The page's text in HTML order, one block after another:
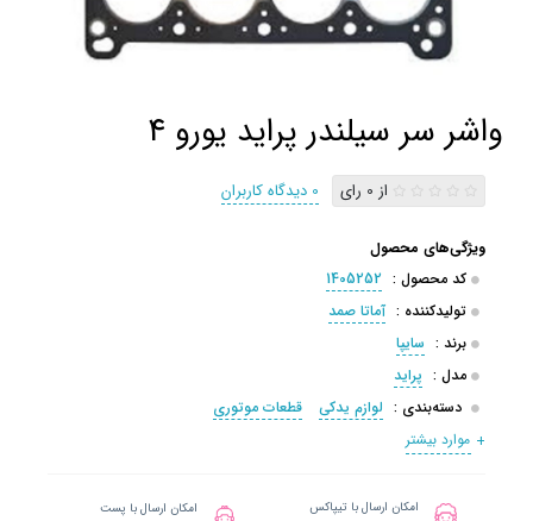
واشر سر سیلندر پراید یورو 4
از 0 رای 0 دیدگاه کاربران
ویژگی‌های محصول
کد محصول : 1405252
تولیدکننده : آماتا صمد
برند : سایپا
مدل : پراید
دسته‌بندی : لوازم یدکی
قطعات موتوری
موارد بیشتر
امکان ارسال با تیپاکس امکان ارسال با پست